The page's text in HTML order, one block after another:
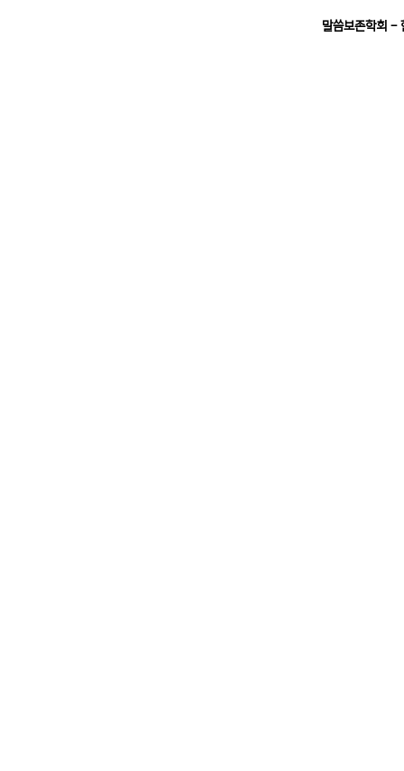
말씀보존학회 -